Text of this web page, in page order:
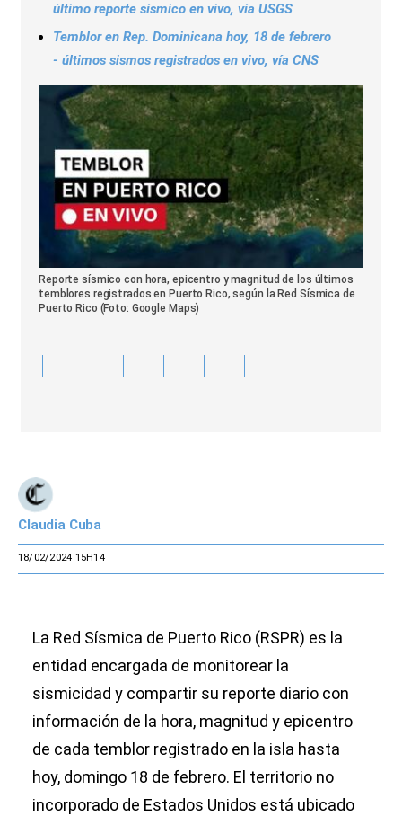
último reporte sísmico en vivo, vía USGS
Temblor en Rep. Dominicana hoy, 18 de febrero
- últimos sismos registrados en vivo, vía CNS
Reporte sísmico con hora, epicentro y magnitud de los últimos
temblores registrados en Puerto Rico, según la Red Sísmica de
Puerto Rico (Foto: Google Maps)
Claudia Cuba
18/02/2024 15H14
La Red Sísmica de Puerto Rico (RSPR) es la
entidad encargada de monitorear la
sismicidad y compartir su reporte diario con
información de la hora, magnitud y epicentro
de cada temblor registrado en la isla hasta
hoy, domingo 18 de febrero. El territorio no
incorporado de Estados Unidos está ubicado